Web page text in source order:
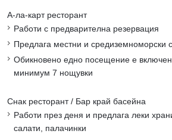
А-ла-карт ресторант
Работи с предварителна резервация
Предлага местни и средиземноморски
Обикновено едно посещение е
минимум 7 нощувки
Снак ресторант / Бар край басейна
Работи през деня и предлага леки
салати, палачинки